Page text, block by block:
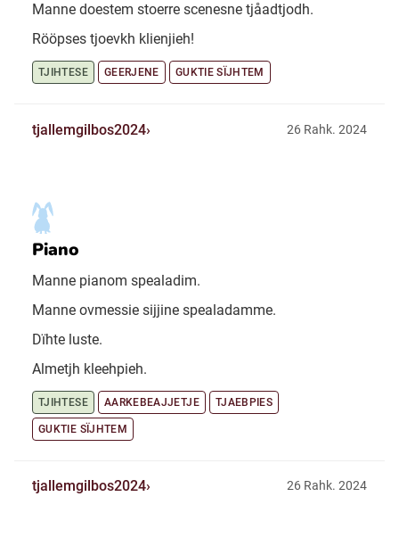
Manne doestem stoerre scenesne tjåadtjodh.
Rööpses tjoevkh klienjieh!
TJIHTESE GEERJENE GUKTIE SÏJHTEM
tjallemgilbos2024 26 Rahk. 2024
Piano
Manne pianom spealadim.
Manne ovmessie sijjine spealadamme.
Dïhte luste.
Almetjh kleehpieh.
TJIHTESE AARKEBEAJJETJE TJAEBPIES
GUKTIE SÏJHTEM
tjallemgilbos2024 26 Rahk. 2024